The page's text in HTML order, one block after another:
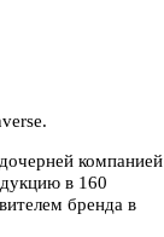
компанией
в 160
бренда в